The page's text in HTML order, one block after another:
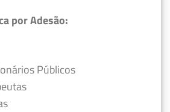
por Adesão:
Públicos